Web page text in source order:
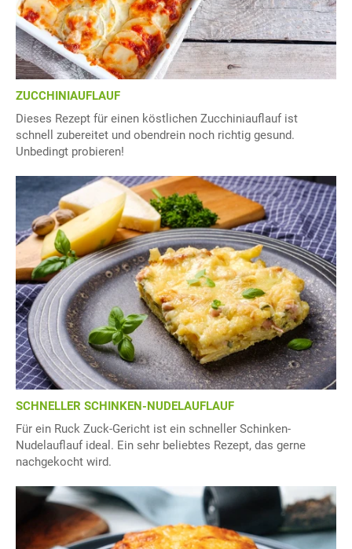
ZUCCHINIAUFLAUF
Dieses Rezept für einen köstlichen Zucchiniauflauf ist
schnell zubereitet und obendrein noch richtig gesund.
Unbedingt probieren!
SCHNELLER SCHINKEN-NUDELAUFLAUF
Für ein Ruck Zuck-Gericht ist ein schneller Schinken-
Nudelauflauf ideal. Ein sehr beliebtes Rezept, das gerne
nachgekocht wird.